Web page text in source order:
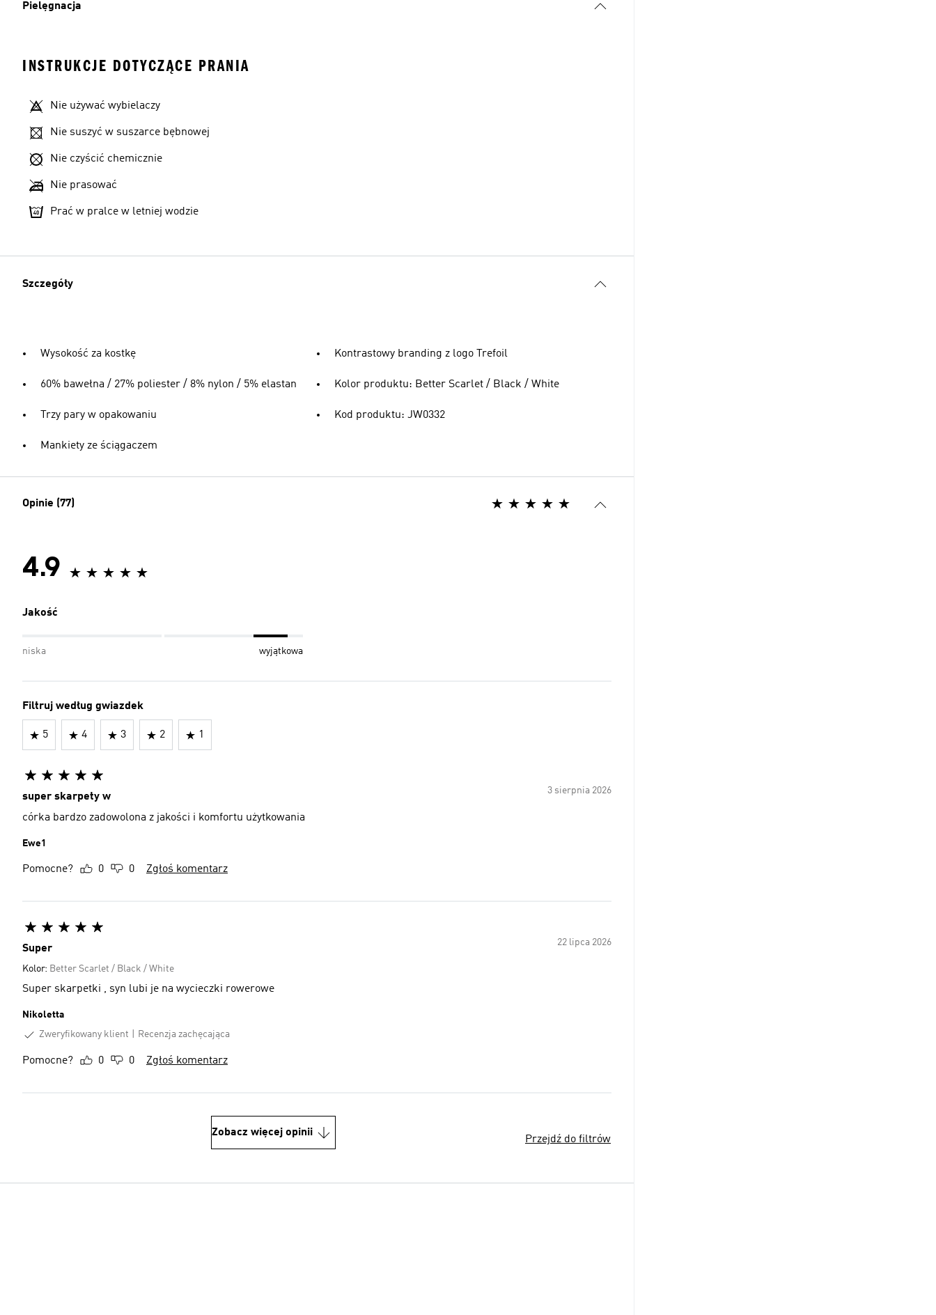
Pielęgnacja
INSTRUKCJE DOTYCZĄCE PRANIA
Nie używać wybielaczy
Nie suszyć w suszarce bębnowej
Nie czyścić chemicznie
Nie prasować
Prać w pralce w letniej wodzie
Szczegóły
Wysokość za kostkę
60% bawełna / 27% poliester / 8% nylon / 5% elastan
Trzy pary w opakowaniu
Mankiety ze ściągaczem
Kontrastowy branding z logo Trefoil
Kolor produktu: Better Scarlet / Black / White
Kod produktu: JW0332
Opinie (77)
4.9
Jakość
niska wyjątkowa
Filtruj według gwiazdek
5 4 3 2 1
3 sierpnia 2026
super skarpety w
córka bardzo zadowolona z jakości i komfortu użytkowania
Ewe1
Pomocne? 0 0 Zgłoś komentarz
22 lipca 2026
Super
Kolor: Better Scarlet / Black / White
Super skarpetki , syn lubi je na wycieczki rowerowe
Nikoletta
Zweryfikowany klient
Recenzja zachęcająca
Pomocne? 0 0 Zgłoś komentarz
Zobacz więcej opinii
Przejdź do filtrów